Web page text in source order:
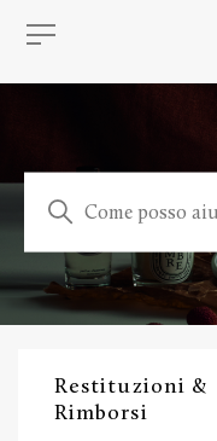
Restituzioni &
Rimborsi